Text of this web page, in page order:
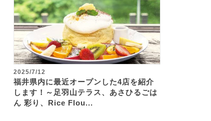
2025/7/12
福井県内に最近オープンした4店を紹介
します！～足羽山テラス、あさひるごは
ん 彩り、Rice Flou...